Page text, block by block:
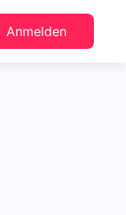
Anmelden